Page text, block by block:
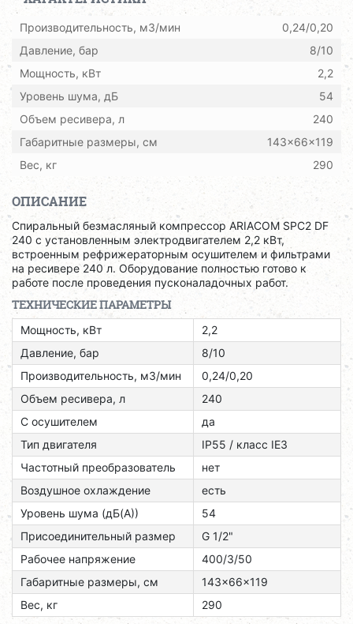
Производительность, м3/мин
0,24/0,20
Давление, бар
8/10
Мощность, кВт
2,2
Уровень шума, дБ
54
Объем ресивера, л
240
Габаритные размеры, см
143x66x119
Вес, кг
290
ОПИСАНИЕ
Спиральный безмасляный компрессор ARIACOM SPC2 DF
240 с установленным электродвигателем 2,2 кВт,
встроенным рефрижераторным осушителем и фильтрами
на ресивере 240 л. Оборудование полностью готово к
работе после проведения пусконаладочных работ.
ТЕХНИЧЕСКИЕ ПАРАМЕТРЫ
Мощность, кВт
2,2
Давление, бар
8/10
Производительность, м3/мин
0,24/0,20
Объем ресивера, л
240
С осушителем
да
Тип двигателя
ІР55 / класс ІЕЗ
Частотный преобразователь
нет
Воздушное охлаждение
есть
Уровень шума (дБ(А))
54
Присоединительный размер
G 1/2"
Рабочее напряжение
400/3/50
Габаритные размеры, см
143x66x119
Вес, кг
290